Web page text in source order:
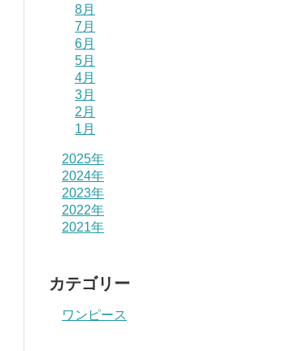
8月
7月
6月
5月
4月
3月
2月
1月
2025年
2024年
2023年
2022年
2021年
カテゴリー
ワンピース